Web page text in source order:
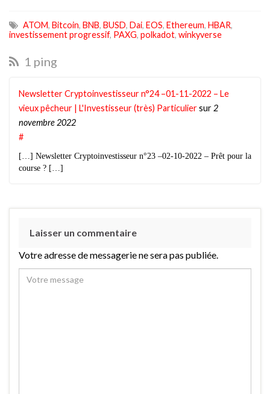
ATOM, Bitcoin, BNB, BUSD, Dai, EOS, Ethereum, HBAR,
investissement progressif, PAXG, polkadot, winkyverse
1 ping
Newsletter Cryptoinvestisseur n°24 –01-11-2022 – Le
vieux pêcheur | L'Investisseur (très) Particuliersur 2
novembre 2022
#
[…] Newsletter Cryptoinvestisseur n°23 –02-10-2022 – Prêt pour la
course ? […]
Laisser un commentaire
Votre adresse de messagerie ne sera pas publiée.